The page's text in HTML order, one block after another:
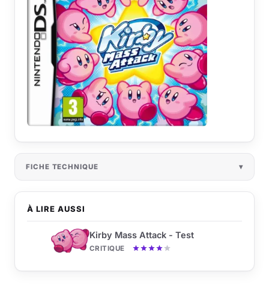
À LIRE AUSSI
Kirby Mass Attack - Test
CRITIQUE
FICHE TECHNIQUE